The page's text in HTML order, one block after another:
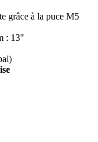
grâce à la puce M5
: 13"